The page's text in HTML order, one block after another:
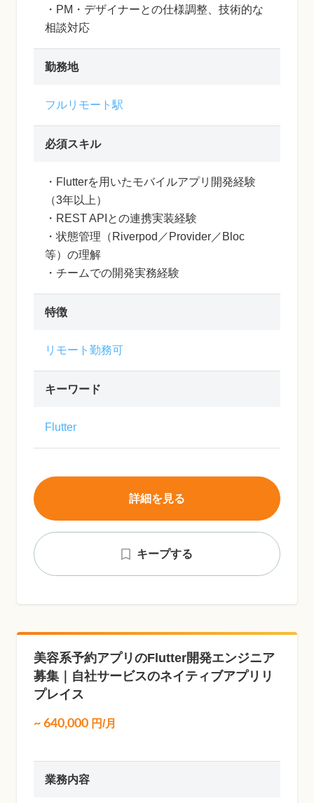
・PM・デザイナーとの仕様調整、技術的な
相談対応
勤務地
フルリモート駅
必須スキル
・Flutterを用いたモバイルアプリ開発経験
（3年以上）
・REST APIとの連携実装経験
・状態管理（Riverpod／Provider／Bloc
等）の理解
・チームでの開発実務経験
特徴
リモート勤務可
キーワード
Flutter
キープする
詳細を見る
美容系予約アプリのFlutter開発エンジニア
募集｜自社サービスのネイティブアプリリ
プレイス
~ 640,000 円/月
業務内容